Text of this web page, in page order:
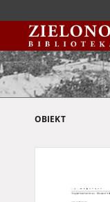
OBIEKT